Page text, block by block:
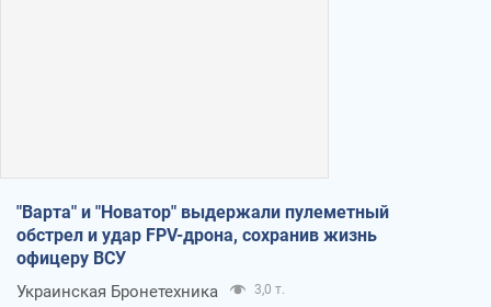
"Варта" и "Новатор" выдержали пулеметный
обстрел и удар FPV-дрона, сохранив жизнь
офицеру ВСУ
Украинская Бронетехника 3,0 т.